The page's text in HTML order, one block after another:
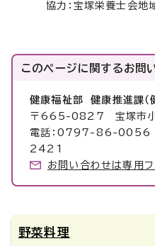
協力：宝塚栄養士会地
このページに関するお問
健康福祉部 健康推進課（
〒665-0827 宝塚市小
電話：0797-86-0056
2421
お問い合わせは専用フ
野菜料理